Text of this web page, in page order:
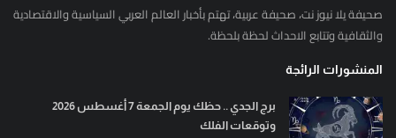
صحيفة يلا نيوز نت، صحيفة عربية، تهتم بأخبار العالم العربي السياسية والاقتصادية
والثقافية وتتابع الاحداث لحظة بلحظة.
المنشورات الرائجة
برج الجدي .. حظك يوم الجمعة 7 أغسطس 2026
وتوقعات الفلك